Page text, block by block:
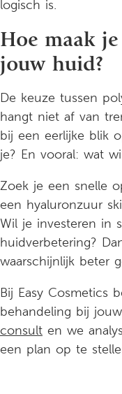
logisch is.
Hoe maak
jouw huid?
De keuze tussen
hangt niet af van
bij een eerlijke blik
je? En vooral: wat
Zoek je een snelle
een hyaluronzuur
Wil je investeren in
huidverbetering?
waarschijnlijk beter
Bij Easy Cosmetics
behandeling bij
consult en we
een plan op te